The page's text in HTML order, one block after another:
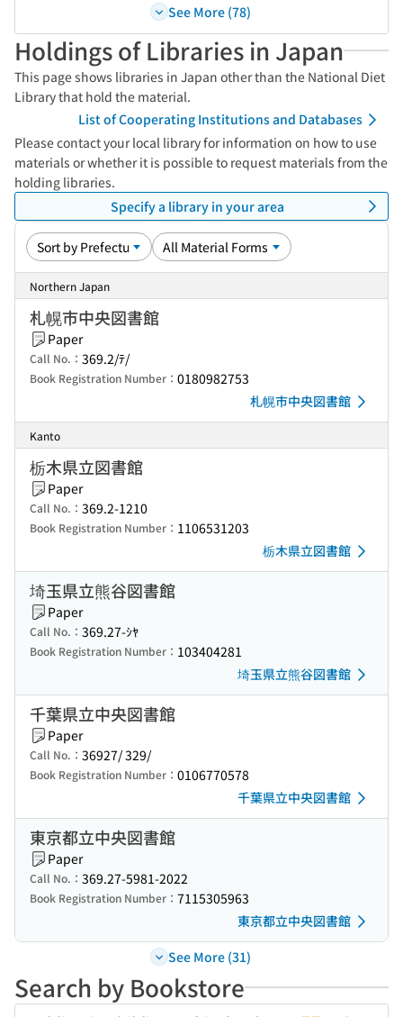
See More (78)
Holdings of Libraries in Japan
This page shows libraries in Japan other than the National Diet
Library that hold the material.
List of Cooperating Institutions and Databases
Please contact your local library for information on how to use
materials or whether it is possible to request materials from the
holding libraries.
Specify a library in your area
Northern Japan
札幌市中央図書館
Paper
Call No.： 369.2/ﾃ/
Book Registration Number： 0180982753
札幌市中央図書館
Kanto
栃木県立図書館
Paper
Call No.： 369.2-1210
Book Registration Number： 1106531203
栃木県立図書館
埼玉県立熊谷図書館
Paper
Call No.： 369.27-ｼﾔ
Book Registration Number： 103404281
埼玉県立熊谷図書館
千葉県立中央図書館
Paper
Call No.： 36927/ 329/
Book Registration Number： 0106770578
千葉県立中央図書館
東京都立中央図書館
Paper
Call No.： 369.27-5981-2022
Book Registration Number： 7115305963
東京都立中央図書館
See More (31)
Search by Bookstore